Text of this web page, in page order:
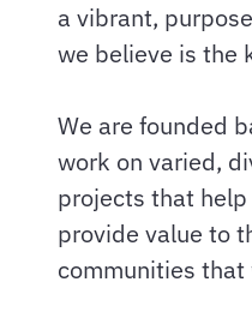
a vibrant,
we believe is the
We are founded
work on varied,
projects that
provide value to
communities